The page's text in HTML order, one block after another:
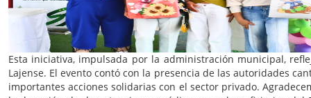
Esta iniciativa, impulsada por la administración municipal,
Lajense. El evento contó con la presencia de las autoridades
importantes acciones solidarias con el sector privado.